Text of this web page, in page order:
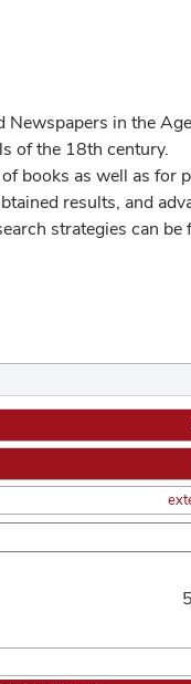
in the
of the 18th century.
books as well as
results, and
strategies can be